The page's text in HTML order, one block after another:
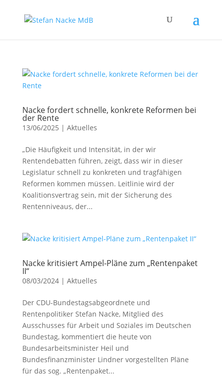
Nacke fordert schnelle, konkrete Reformen bei
der Rente
13/06/2025 | Aktuelles
„Die Häufigkeit und Intensität, in der wir
Rentendebatten führen, zeigt, dass wir in dieser
Legislatur schnell zu konkreten und tragfähigen
Reformen kommen müssen. Leitlinie wird der
Koalitionsvertrag sein, mit der Sicherung des
Rentenniveaus, der...
Nacke kritisiert Ampel-Pläne zum „Rentenpaket
II“
08/03/2024| Aktuelles
Der CDU-Bundestagsabgeordnete und
Rentenpolitiker Stefan Nacke, Mitglied des
Ausschusses für Arbeit und Soziales im Deutschen
Bundestag, kommentiert die heute von
Bundesarbeitsminister Heil und
Bundesfinanzminister Lindner vorgestellten Pläne
für das sog. „Rentenpaket...